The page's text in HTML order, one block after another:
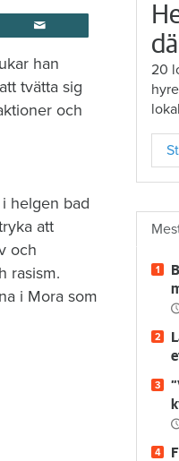
han
tvätta sig
och
helgen bad
att
och
rasism.
i Mora som
20